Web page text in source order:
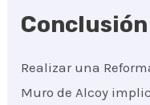
Conclusión
Realizar una
Muro de Alcoy